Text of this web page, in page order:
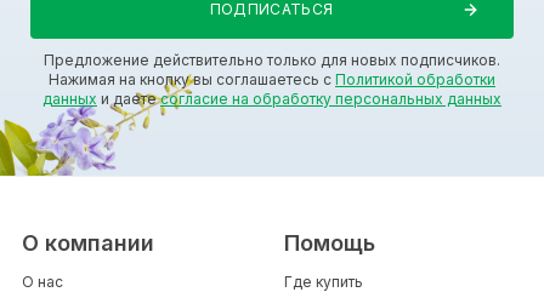
Предложение действительно только для новых подписчиков.
Нажимая на кнопку вы соглашаетесь с Политикой обработки
данных и даетесогласие на обработку персональных данных
О компании
О нас
Помощь
Где купить